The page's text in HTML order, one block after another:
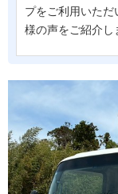
プをご利用いただ
様の声をご紹介し